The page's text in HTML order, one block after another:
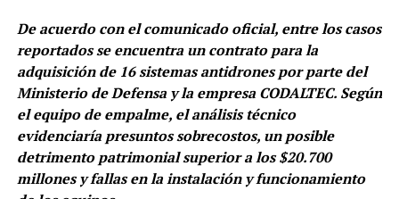
De acuerdo con el comunicado oficial, entre los casos
reportados se encuentra un contrato para la
adquisición de 16 sistemas antidrones por parte del
Ministerio de Defensa y la empresa CODALTEC. Según
el equipo de empalme, el análisis técnico
evidenciaría presuntos sobrecostos, un posible
detrimento patrimonial superior a los $20.700
millones y fallas en la instalación y funcionamiento